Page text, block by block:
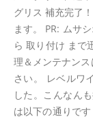
グリス 補充完了
ます。 PR: ムサ
ら 取り付け まで
理＆メンテナン
さい。 レベルワ
した。こんなん
は以下の通りで